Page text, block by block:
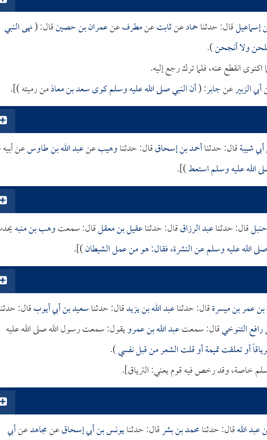
قال: حدثناحمادعنثابتعنمطرفعنعمران بن حصينقال: (نهى النبي
ولا أنجحن).
انقطع عنه، فلما ترك رجع إليه.
أبي الزبيرعنجابر: (أن النبي صلى الله عليه وسلم كوىسعد بن معاذمن رميته )].
شيبةقال: حدثناأحمد بن إسحاققال: حدثناوهيبعنعبد الله بن طاوسعن
الله عليه وسلم استعط)].
قال: حدثناعبد الرزاققال: حدثناعقيل بن معقلقال: سمعتوهب بن منبه
الله عليه وسلم عن النشرة، فقال: هو من عمل الشيطان)].
بن عمر بن ميسرةقال: حدثناعبد الله بن يزيدقال: حدثناسعيد بن أبي أيوبقال:
التنوخيقال: سمعتعبد الله بن عمرويقول: سمعت رسول الله صلى الله عليه
أو تعلقت تميمة أو قلت الشعر من قبل نفسي).
خاصة، وقد رخص فيه قوم يعني: الترياق].
اللهقال: حدثنامحمد بن بشرقال: حدثنايونس بن أبي إسحاقعنمجاهدعنأبي